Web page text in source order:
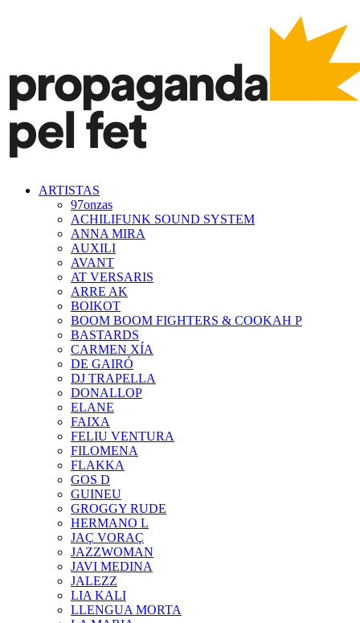
ARTISTAS
97onzas
ACHILIFUNK SOUND SYSTEM
ANNA MIRA
AUXILI
AVANT
AT VERSARIS
ARRE AK
BOIKOT
BOOM BOOM FIGHTERS & COOKAH P
BASTARDS
CARMEN XÍA
DE GAIRÓ
DJ TRAPELLA
DONALLOP
ELANE
FAIXA
FELIU VENTURA
FILOMENA
FLAKKA
GOS D
GUINEU
GROGGY RUDE
HERMANO L
JAÇ VORAÇ
JAZZWOMAN
JAVI MEDINA
JALEZZ
LIA KALI
LLENGUA MORTA